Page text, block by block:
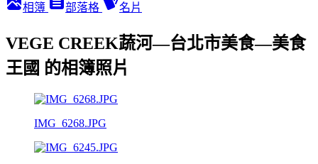
相簿 部落格 名片
VEGE CREEK蔬河—台北市美食—美食
王國 的相簿照片
IMG_6268.JPG